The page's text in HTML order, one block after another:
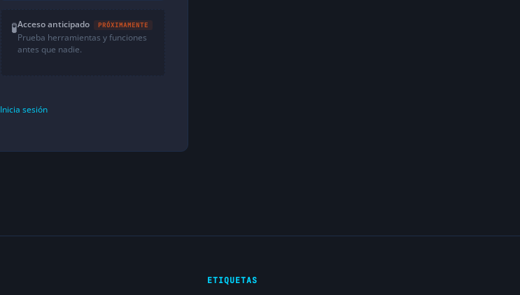
🧪Acceso anticipado PRÓXIMAMENTE
Prueba herramientas y funciones
antes que nadie.
Inicia sesión
ETIQUETAS